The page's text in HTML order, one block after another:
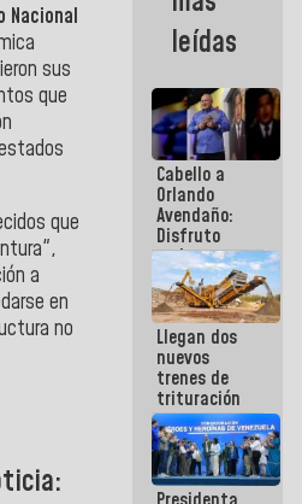
Nacional
sus
que
que
a
en
no
leídas
Cabello a
Orlando
Avendaño:
Disfruto
cada vez
que escribes
porque lo
que haces
es
embarrarla
Llegan dos
nuevos
trenes de
trituración
para
optimizar
manejo de
escombros